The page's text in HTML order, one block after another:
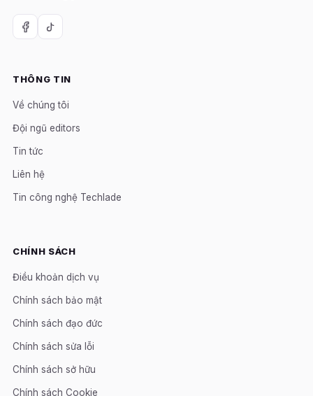
THÔNG TIN
Về chúng tôi
Đội ngũ editors
Tin tức
Liên hệ
Tin công nghệ Techlade
CHÍNH SÁCH
Điều khoản dịch vụ
Chính sách bảo mật
Chính sách đạo đức
Chính sách sửa lỗi
Chính sách sở hữu
Chính sách Cookie